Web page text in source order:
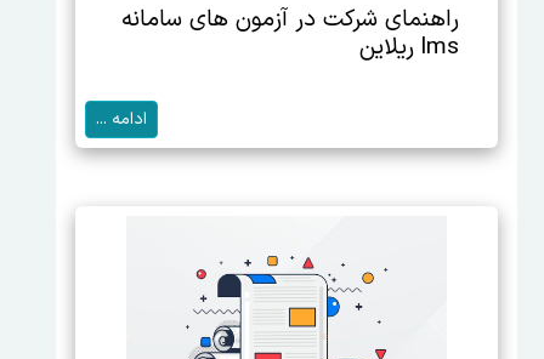
راهنمای شرکت در آزمون های سامانه
lms ریلاین
ادامه ...